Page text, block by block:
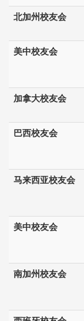
北加州校友会
美中校友会
加拿大校友会
巴西校友会
马来西亚校友会
美中校友会
南加州校友会